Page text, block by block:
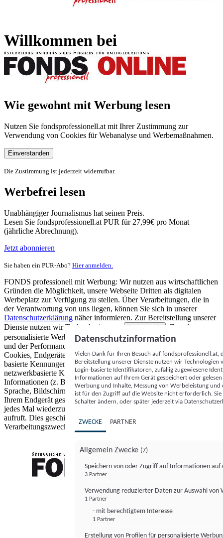
Willkommen bei
Wie gewohnt mit Werbung lesen
Nutzen Sie fondsprofessionell.at mit Ihrer Zustimmung zur
Verwendung von Cookies für Webanalyse und Werbemaßnahmen.
Einverstanden
Die Zustimmung ist jederzeit widerrufbar.
Werbefrei lesen
Unabhängiger Journalismus hat seinen Preis.
Lesen Sie fondsprofessionell.at PUR für 27,99€ pro Monat
(jährliche Abrechnung).
Jetzt abonnieren
Sie haben ein PUR-Abo? Hier anmelden.
FONDS professionell mit Werbung: Wir nutzen aus wirtschaftlichen
Gründen die Möglichkeit, unsere Webseite Dritten als digitalen
Werbeplatz zur Verfügung zu stellen. Über Verarbeitungen, die in
der Verantwortung von uns liegen, können Sie sich in unserer
Datenschutzerklärung näher informieren. Zur Bereitstellung unserer
Dienste nutzen wir Technologien von
Partnern (5)
. Zwecke:
personalisierte Werbung und Inhalte, Messung von Werbeleistung
und der Performance von Inhalten sowie Zielgruppenforschung.
Cookies, Endgeräte- oder ähnliche Online-Kennungen (z. B. login-
basierte Kennungen, zufällig generierte Kennungen,
netzwerkbasierte Kennungen) können zusammen mit anderen
Informationen (z. B. Browsertyp und Browserinformationen,
Sprache, Bildschirmgröße, unterstützte Technologien usw.) auf
Ihrem Endgerät gespeichert oder von dort ausgelesen werden, um es
jedes Mal wiederzuerkennen, wenn es eine App oder einer Webseite
aufruft. Dies geschieht für einen oder mehrere der hier aufgeführten
Verarbeitungszwecke.
Datenschutzinformation
Vielen Dank für Ihren Besuch auf
Bereitstellung unserer Dienste nutzen wir Technologien
Login-basierte Identifikatoren, zufällig zugewiesene
Informationen auf Ihrem Gerät gespeichert oder
Werbung und Inhalte, Messung von Werbeleistung
ist für den Zugriff auf die Website nicht erforderlich.
Schalter ändern, oder später jederzeit via
ZWECKE PARTNER
Allgemein Zwecke (7)
Speichern von oder Zugriff auf Informationen auf
3 Partner
Verwendung reduzierter Daten zur Auswahl von
1 Partner
- mit berechtigtem Interesse
1 Partner
Erstellung von Profilen für personalisierte
FONDS professionell